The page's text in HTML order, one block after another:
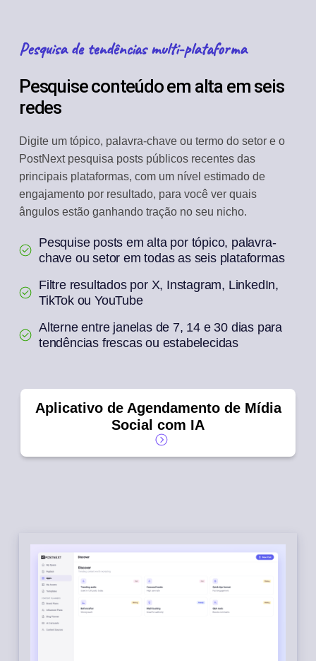
Pesquisa de tendências multi-plataforma
Pesquise conteúdo em alta em seis
redes
Digite um tópico, palavra-chave ou termo do setor e o
PostNext pesquisa posts públicos recentes das
principais plataformas, com um nível estimado de
engajamento por resultado, para você ver quais
ângulos estão ganhando tração no seu nicho.
Pesquise posts em alta por tópico, palavra-
chave ou setor em todas as seis plataformas
Filtre resultados por X, Instagram, LinkedIn,
TikTok ou YouTube
Alterne entre janelas de 7, 14 e 30 dias para
tendências frescas ou estabelecidas
Aplicativo de Agendamento de Mídia
Social com IA